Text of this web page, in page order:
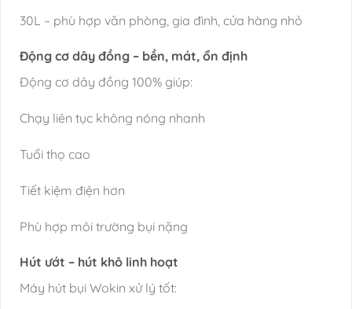
30L – phù hợp văn phòng, gia đình, cửa hàng nhỏ
Động cơ dây đồng – bền, mát, ổn định
Động cơ dây đồng 100% giúp:
Chạy liên tục không nóng nhanh
Tuổi thọ cao
Tiết kiệm điện hơn
Phù hợp môi trường bụi nặng
Hút ướt – hút khô linh hoạt
Máy hút bụi Wokin xử lý tốt: